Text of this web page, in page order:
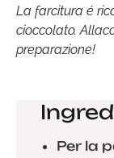
La farcitura é
cioccolato.
preparazione!
Per la